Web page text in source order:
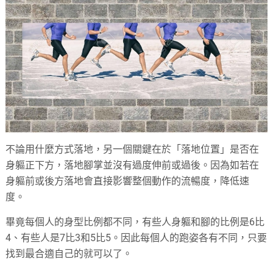
不論用什麼方式落地，另一個關鍵在於「落地位置」是否在
身軀正下方，落地腳掌並沒有過度伸前或過後。因為如若在
身軀前或後方落地會直接影響整個動作的流暢度，降低速
度。
畢竟每個人的身型比例都不同，有些人身軀和腳的比例是6比
4、有些人是7比3和5比5。因此每個人的跑姿各有不同，只要
找到最合適自己的就可以了。